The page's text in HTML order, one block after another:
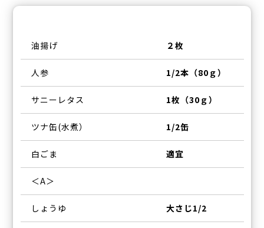
油揚げ ２枚
人参 1/2本（80ｇ）
サニーレタス 1枚（30ｇ）
ツナ缶(水煮） 1/2缶
白ごま 適宜
＜A＞
しょうゆ 大さじ1/2